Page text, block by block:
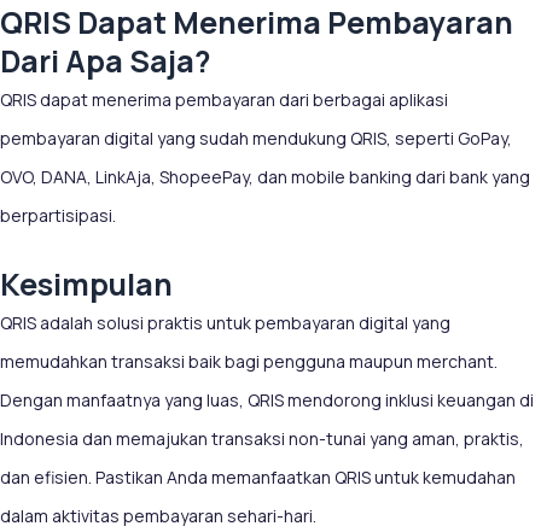
QRIS Dapat Menerima Pembayaran
Dari Apa Saja?
QRIS dapat menerima pembayaran dari berbagai aplikasi
pembayaran digital yang sudah mendukung QRIS, seperti GoPay,
OVO, DANA, LinkAja, ShopeePay, dan mobile banking dari bank yang
berpartisipasi.
Kesimpulan
QRIS adalah solusi praktis untuk pembayaran digital yang
memudahkan transaksi baik bagi pengguna maupun merchant.
Dengan manfaatnya yang luas, QRIS mendorong inklusi keuangan di
Indonesia dan memajukan transaksi non-tunai yang aman, praktis,
dan efisien. Pastikan Anda memanfaatkan QRIS untuk kemudahan
dalam aktivitas pembayaran sehari-hari.